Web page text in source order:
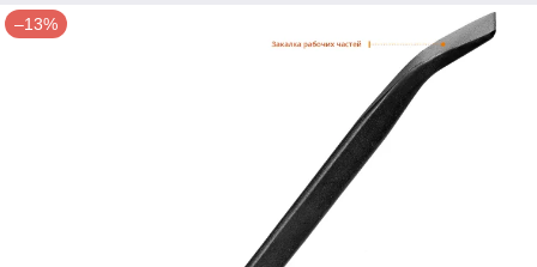
–13%